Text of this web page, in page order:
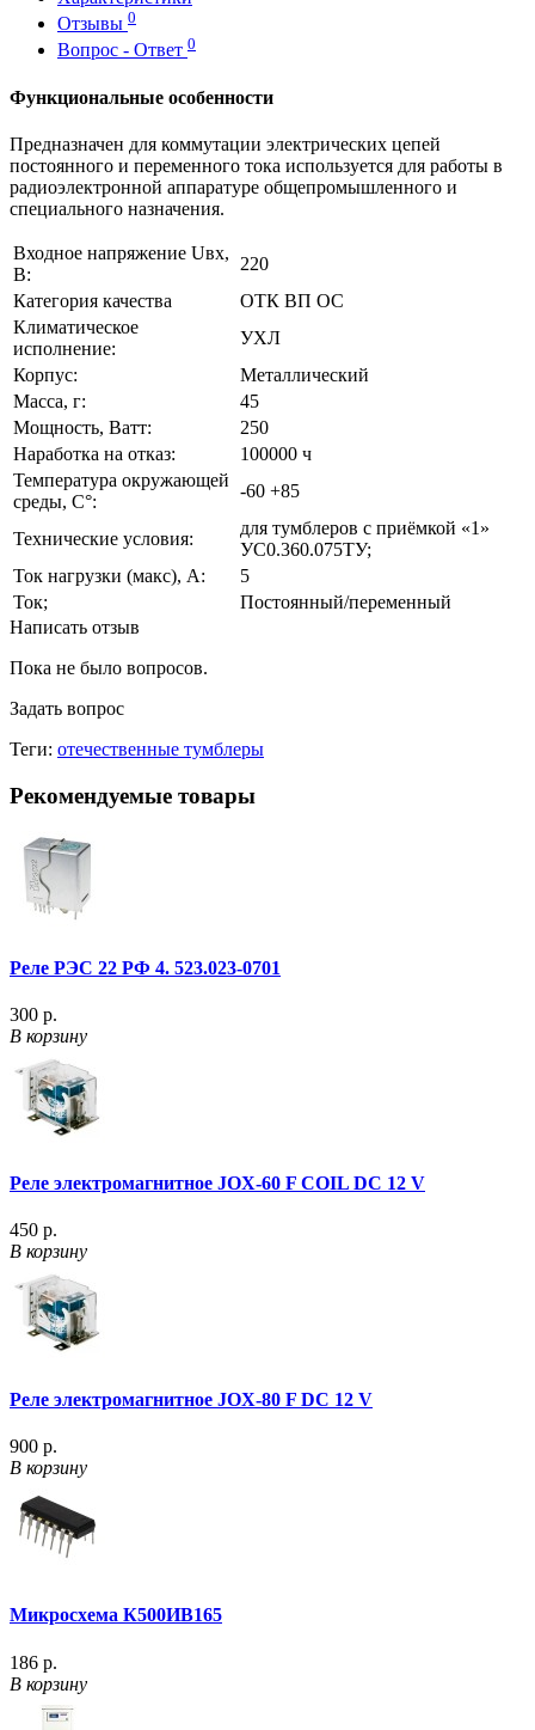
Отзывы 0
Вопрос - Ответ 0
Функциональные особенности
Предназначен для коммутации электрических цепей
постоянного и переменного тока используется для работы в
радиоэлектронной аппаратуре общепромышленного и
специального назначения.
Входное напряжение Uвх,
В:
220
Категория качества
ОТК ВП ОС
Климатическое
исполнение:
УХЛ
Корпус:
Металлический
Масса, г:
45
Мощность, Ватт:
250
Наработка на отказ:
100000 ч
Температура окружающей
среды, С°:
-60 +85
Технические условия:
для тумблеров с приёмкой «1»
УС0.360.075ТУ;
Ток нагрузки (макс), А:
5
Ток;
Постоянный/переменный
Написать отзыв
Пока не было вопросов.
Задать вопрос
Теги: отечественные тумблеры
Рекомендуемые товары
Реле РЭС 22 РФ 4. 523.023-0701
300 р.
В корзину
Реле электромагнитное JOX-60 F COIL DC 12 V
450 р.
В корзину
Реле электромагнитное JOX-80 F DC 12 V
900 р.
В корзину
Микросхема К500ИВ165
186 р.
В корзину